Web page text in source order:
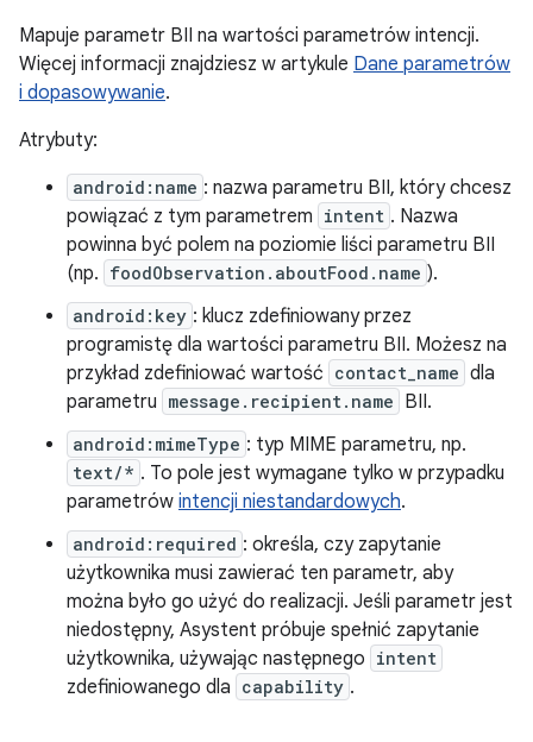
Mapuje parametr BII na wartości parametrów intencji.
Więcej informacji znajdziesz w artykule Dane parametrów
i dopasowywanie.
Atrybuty:
android:name : nazwa parametru BII, który chcesz
powiązać z tym parametrem intent . Nazwa
powinna być polem na poziomie liści parametru BII
(np. foodObservation.aboutFood.name ).
android:key : klucz zdefiniowany przez
programistę dla wartości parametru BII. Możesz na
przykład zdefiniować wartość contact_name dla
parametru message.recipient.name BII.
android:mimeType : typ MIME parametru, np.
text/* . To pole jest wymagane tylko w przypadku
parametrów intencji niestandardowych.
android:required : określa, czy zapytanie
użytkownika musi zawierać ten parametr, aby
można było go użyć do realizacji. Jeśli parametr jest
niedostępny, Asystent próbuje spełnić zapytanie
użytkownika, używając następnego intent
zdefiniowanego dla capability .